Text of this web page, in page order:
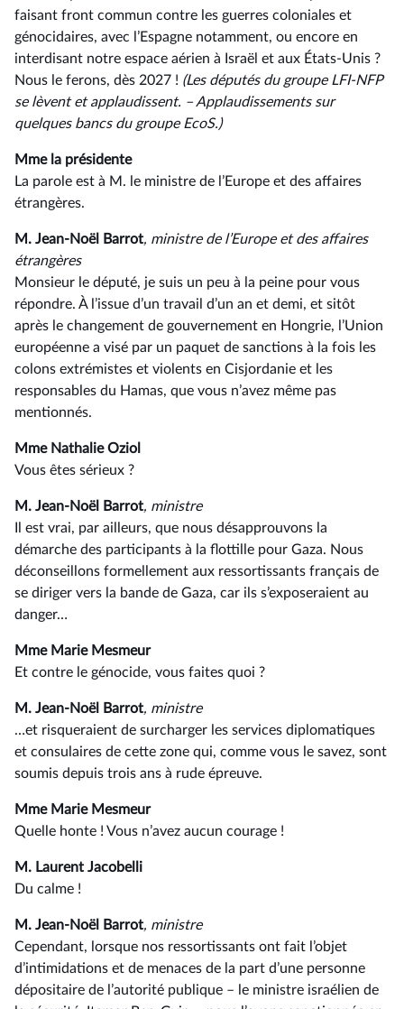
faisant front commun contre les guerres coloniales et
génocidaires, avec l’Espagne notamment, ou encore en
interdisant notre espace aérien à Israël et aux États-Unis ?
Nous le ferons, dès 2027 ! (Les députés du groupe LFI-NFP
se lèvent et applaudissent. –⁠ Applaudissements sur
quelques bancs du groupe EcoS.)
Mme la présidente
La parole est à M. le ministre de l’Europe et des affaires
étrangères.
M. Jean-Noël Barrot, ministre de l’Europe et des affaires
étrangères
Monsieur le député, je suis un peu à la peine pour vous
répondre. À l’issue d’un travail d’un an et demi, et sitôt
après le changement de gouvernement en Hongrie, l’Union
européenne a visé par un paquet de sanctions à la fois les
colons extrémistes et violents en Cisjordanie et les
responsables du Hamas, que vous n’avez même pas
mentionnés.
Mme Nathalie Oziol
Vous êtes sérieux ?
M. Jean-Noël Barrot, ministre
Il est vrai, par ailleurs, que nous désapprouvons la
démarche des participants à la flottille pour Gaza. Nous
déconseillons formellement aux ressortissants français de
se diriger vers la bande de Gaza, car ils s’exposeraient au
danger…
Mme Marie Mesmeur
Et contre le génocide, vous faites quoi ?
M. Jean-Noël Barrot, ministre
…et risqueraient de surcharger les services diplomatiques
et consulaires de cette zone qui, comme vous le savez, sont
soumis depuis trois ans à rude épreuve.
Mme Marie Mesmeur
Quelle honte ! Vous n’avez aucun courage !
M. Laurent Jacobelli
Du calme !
M. Jean-Noël Barrot, ministre
Cependant, lorsque nos ressortissants ont fait l’objet
d’intimidations et de menaces de la part d’une personne
dépositaire de l’autorité publique –⁠ le ministre israélien de